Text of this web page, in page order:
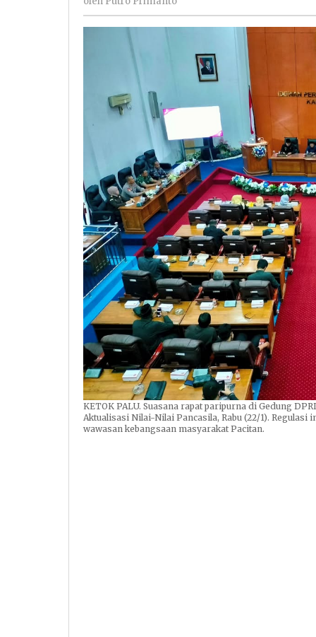
KETOK PALU. Suasana rapat paripurna di Gedung
Aktualisasi Nilai-Nilai Pancasila, Rabu (22/1).
wawasan kebangsaan masyarakat Pacitan.